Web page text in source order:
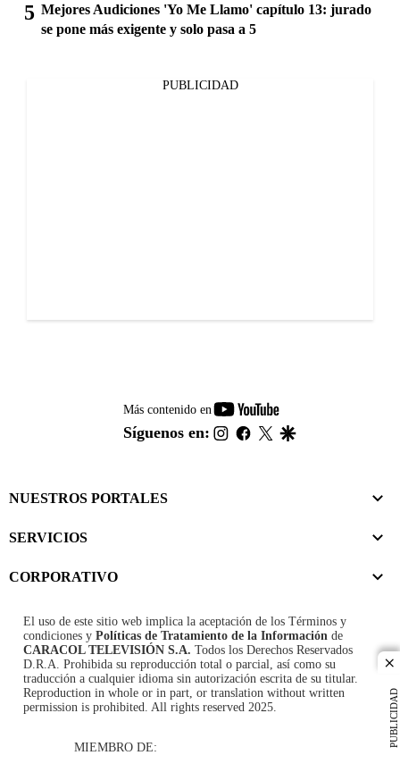
PUBLICIDAD
Mejores Audiciones 'Yo Me Llamo' capítulo 13: jurado
se pone más exigente y solo pasa a 5
PUBLICIDAD
Más contenido en
youtube-
footer
Síguenos en: instagram
facebook
twitter
NUESTROS PORTALES
SERVICIOS
CORPORATIVO
El uso de este sitio web implica la aceptación de los Términos y
condiciones y Políticas de Tratamiento de la Información de
CARACOL TELEVISIÓN S.A. Todos los Derechos Reservados
D.R.A. Prohibida su reproducción total o parcial, así como su
traducción a cualquier idioma sin autorización escrita de su titular.
Reproduction in whole or in part, or translation without written
permission is prohibited. All rights reserved 2025.
MIEMBRO DE: